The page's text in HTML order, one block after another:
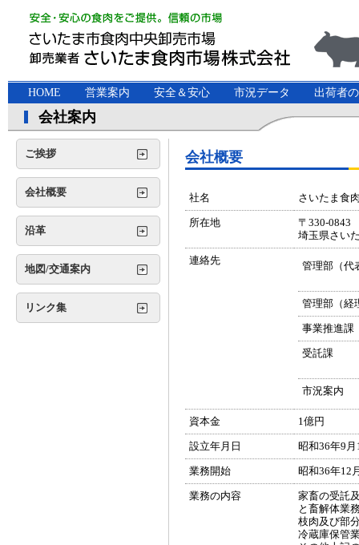
HOME 営業案内 安全＆安心 市況データ 出荷者
会社案内
ご挨拶
会社概要
沿革
地図/交通案内
リンク集
会社概要
社名 さいたま食
所在地
〒330-0843
埼玉県さい
連絡先 管理部（代
管理部（経
事業推進課
受託課
市況案内
資本金 1億円
設立年月日 昭和36年9月
業務開始 昭和36年12
業務の内容
家畜の受託
と畜解体業
枝肉及び部
冷蔵庫保管